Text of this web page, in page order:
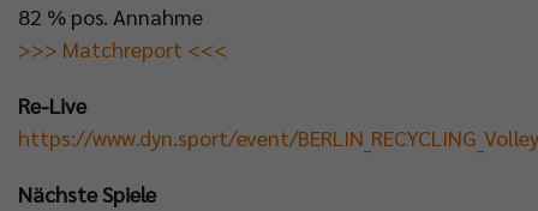
82 % pos. Annahme
>>> Matchreport <<<
Re-Live
https://www.dyn.sport/event/
Nächste Spiele